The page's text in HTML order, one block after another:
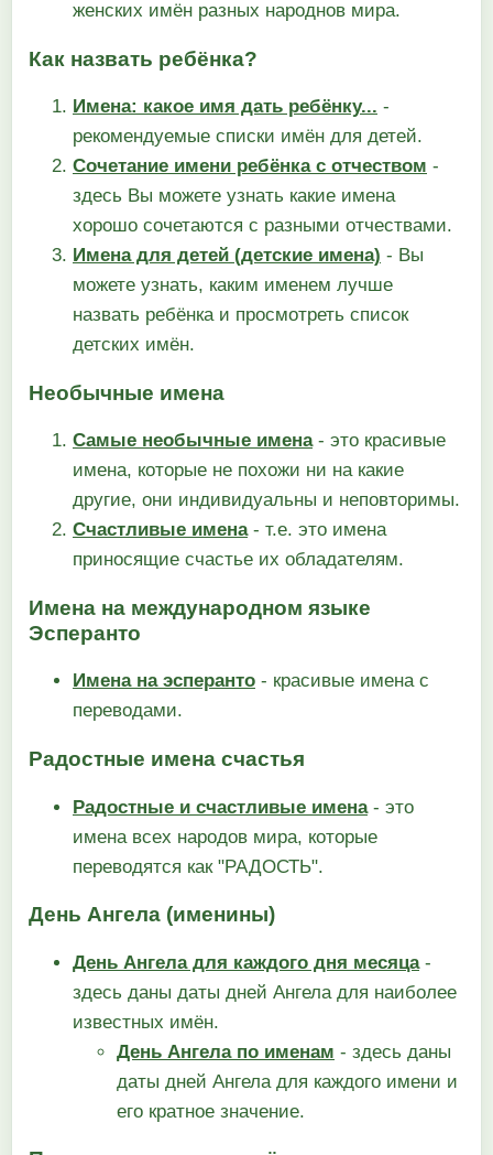
женских имён разных народнов мира.
Как назвать ребёнка?
Имена: какое имя дать ребёнку... -
рекомендуемые списки имён для детей.
Сочетание имени ребёнка с отчеством -
здесь Вы можете узнать какие имена
хорошо сочетаются с разными отчествами.
Имена для детей (детские имена) - Вы
можете узнать, каким именем лучше
назвать ребёнка и просмотреть список
детских имён.
Необычные имена
Самые необычные имена- это красивые
имена, которые не похожи ни на какие
другие, они индивидуальны и неповторимы.
Счастливые имена- т.е. это имена
приносящие счастье их обладателям.
Имена на международном языке
Эсперанто
Имена на эсперанто - красивые имена с
переводами.
Радостные имена счастья
Радостные и счастливые имена- это
имена всех народов мира, которые
переводятся как "РАДОСТЬ".
День Ангела (именины)
День Ангела для каждого дня месяца-
здесь даны даты дней Ангела для наиболее
известных имён.
День Ангела по именам - здесь даны
даты дней Ангела для каждого имени и
его кратное значение.